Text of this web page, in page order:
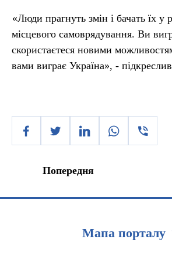
«Люди прагнуть змін і бачать їх у
місцевого самоврядування. Ви
скористаєтеся новими
вами виграє Україна», -
Попередня
Мапа порталу